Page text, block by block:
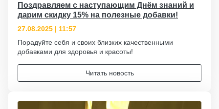
Поздравляем с наступающим Днём знаний и
дарим скидку 15% на полезные добавки!
27.08.2025 | 11:57
Порадуйте себя и своих близких качественными
добавками для здоровья и красоты!
Читать новость